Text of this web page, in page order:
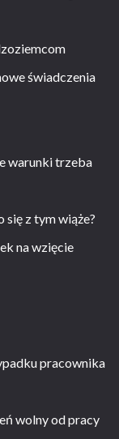
świadczenia
warunki trzeba
z tym wiąże?
na wzięcie
pracownika
wolny od pracy